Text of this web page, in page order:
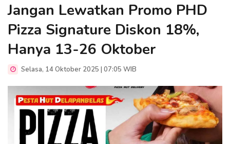
Jangan Lewatkan Promo PHD
Pizza Signature Diskon 18%,
Hanya 13-26 Oktober
Selasa, 14 Oktober 2025 | 07:05 WIB